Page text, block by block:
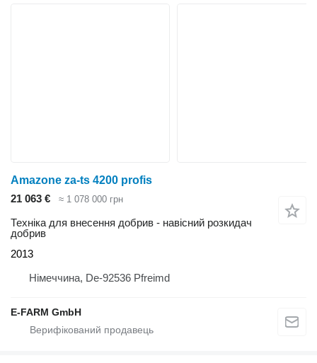
Amazone za-ts 4200 profis
21 063 €
≈ 1 078 000 грн
Техніка для внесення добрив - навісний розкидач
добрив
2013
Німеччина, De-92536 Pfreimd
E-FARM GmbH